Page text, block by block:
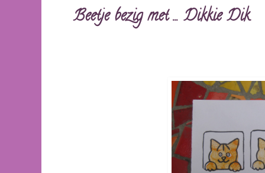
Beetje bezig met ... Dikkie Dik